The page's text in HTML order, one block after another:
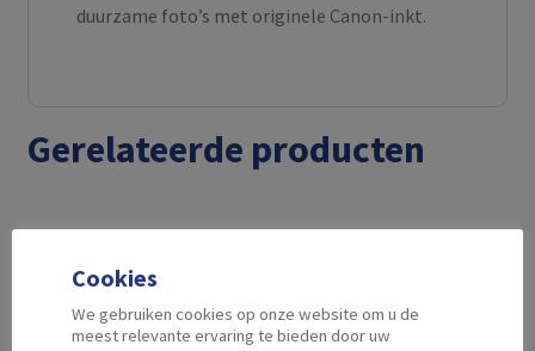
duurzame foto’s met originele Canon-inkt.
Gerelateerde producten
Cookies
We gebruiken cookies op onze website om u de
meest relevante ervaring te bieden door uw